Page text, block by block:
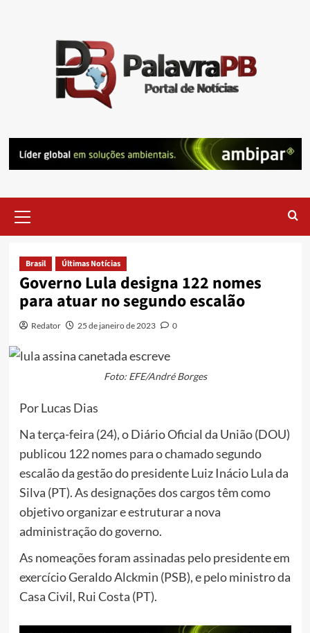
Menu
Brasil Últimas Notícias
Governo Lula designa 122 nomes
para atuar no segundo escalão
Redator 25 de janeiro de 2023 0
Foto: EFE/André Borges
Por Lucas Dias
Na terça-feira (24), o Diário Oficial da União (DOU)
publicou 122 nomes para o chamado segundo
escalão da gestão do presidente Luiz Inácio Lula da
Silva (PT). As designações dos cargos têm como
objetivo organizar e estruturar a nova
administração do governo.
As nomeações foram assinadas pelo presidente em
exercício Geraldo Alckmin (PSB), e pelo ministro da
Casa Civil, Rui Costa (PT).